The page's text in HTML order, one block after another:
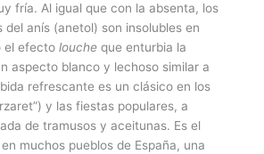
fría. Al igual que con la absenta, los
del anís (anetol) son insolubles en
el efectolouche que enturbia la
aspecto blanco y lechoso similar a
refrescante es un clásico en los
y las fiestas populares, a
de tramusos y aceitunas. Es el
muchos pueblos de España, una